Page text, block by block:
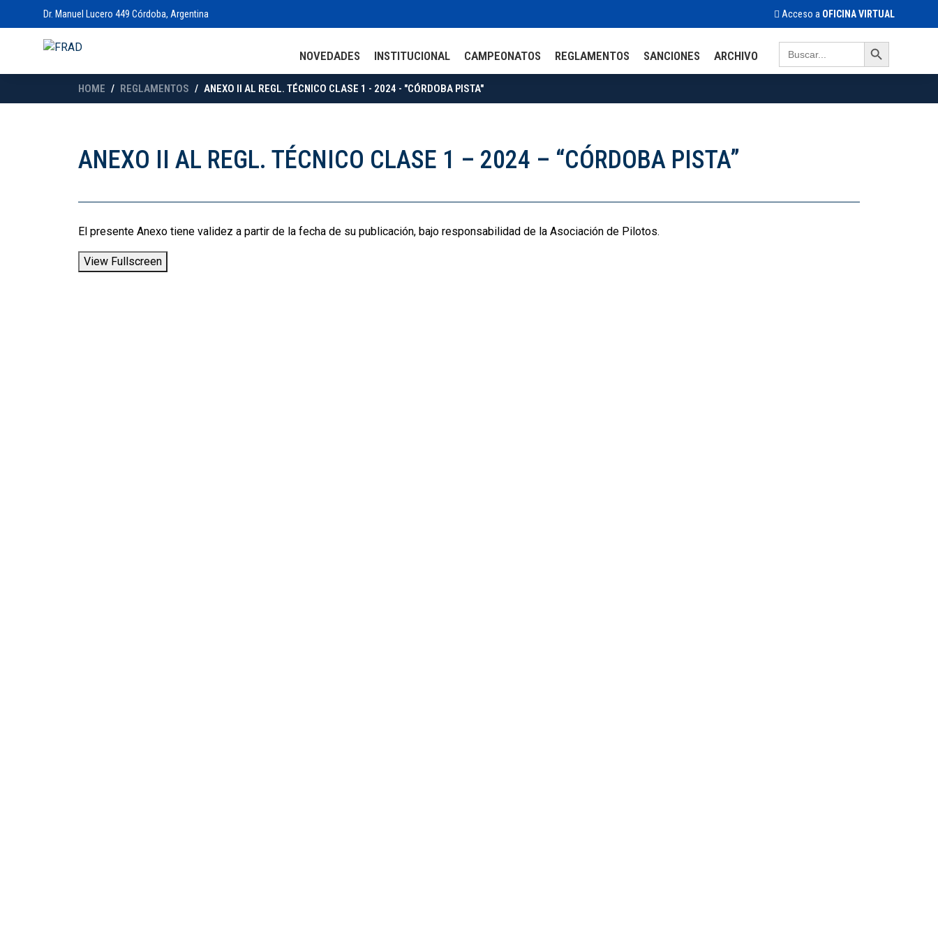
Dr. Manuel Lucero 449 Córdoba, Argentina Acceso a OFICINA VIRTUAL
NOVEDADES INSTITUCIONAL CAMPEONATOS REGLAMENTOS SANCIONES ARCHIVO
Search
for:
Search Button
HOME REGLAMENTOS ANEXO II AL REGL. TÉCNICO CLASE 1 - 2024 - "CÓRDOBA PISTA"
ANEXO II AL REGL. TÉCNICO CLASE 1 – 2024 – “CÓRDOBA PISTA”
El presente Anexo tiene validez a partir de la fecha de su publicación, bajo responsabilidad de la Asociación de Pilotos.
View Fullscreen